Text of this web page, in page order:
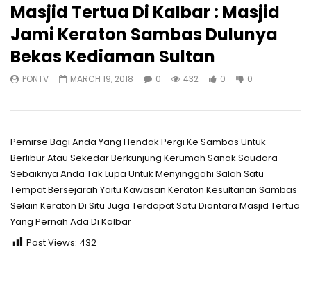
Masjid Tertua Di Kalbar : Masjid
Jami Keraton Sambas Dulunya
Bekas Kediaman Sultan
PONTV MARCH 19, 2018 0 432 0 0
Pemirse Bagi Anda Yang Hendak Pergi Ke Sambas Untuk
Berlibur Atau Sekedar Berkunjung Kerumah Sanak Saudara
Sebaiknya Anda Tak Lupa Untuk Menyinggahi Salah Satu
Tempat Bersejarah Yaitu Kawasan Keraton Kesultanan Sambas
Selain Keraton Di Situ Juga Terdapat Satu Diantara Masjid Tertua
Yang Pernah Ada Di Kalbar
Post Views: 432